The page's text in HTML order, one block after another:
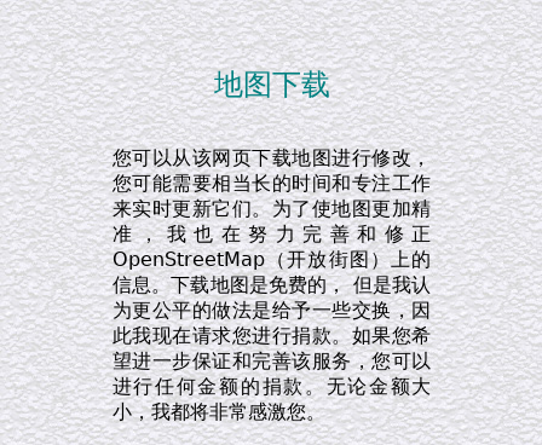
地图下载
您可以从该网页下载地图进行修改，
您可能需要相当长的时间和专注工作
来实时更新它们。为了使地图更加精
准，我也在努力完善和修正
OpenStreetMap（开放街图）上的
信息。下载地图是免费的， 但是我认
为更公平的做法是给予一些交换，因
此我现在请求您进行捐款。如果您希
望进一步保证和完善该服务，您可以
进行任何金额的捐款。无论金额大
小，我都将非常感激您。